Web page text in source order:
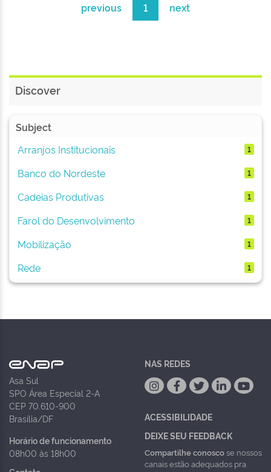
previous 1 next
Discover
Subject
Arranjos Institucionais
1
Banco do Nordeste 1
Cadeias Produtivas 1
Farol do Desenvolvimento 1
Mobilização 1
Rede 1
Asa Sul
SPO Área Especial 2-A
CEP 70.610-900
Brasília/DF
Horário de funcionamento
08h00 às 18h00
NAS REDES
ACESSIBILIDADE
DEIXE SEU FEEDBACK
Compartilhe conoscose nossos
canais estão adequados pra